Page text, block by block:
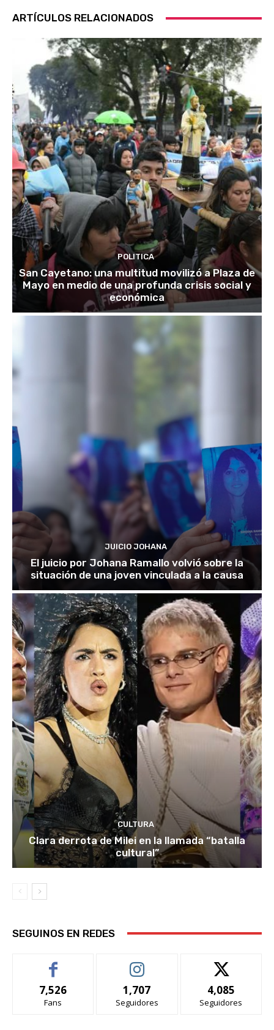
ARTÍCULOS RELACIONADOS
POLITICA
San Cayetano: una multitud movilizó a Plaza de
Mayo en medio de una profunda crisis social y
económica
JUICIO JOHANA
El juicio por Johana Ramallo volvió sobre la
situación de una joven vinculada a la causa
CULTURA
Clara derrota de Milei en la llamada “batalla
cultural”
SEGUINOS EN REDES
7,526
Fans
1,707
Seguidores
4,085
Seguidores